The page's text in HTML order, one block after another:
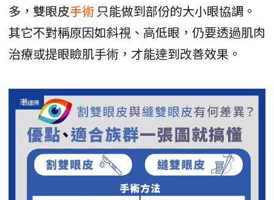
多，雙眼皮手術 只能做到部份的大小眼協調。
其它不對稱原因如斜視、高低眼，仍要透過肌肉
治療或提眼瞼肌手術，才能達到改善效果。